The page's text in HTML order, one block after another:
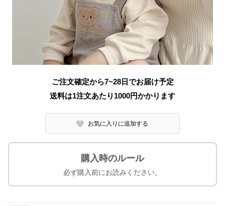
ご注文確定から7~28日でお届け予定
送料は1注文あたり 1000円かかります
お気に入りに追加する
購入時のルール
必ず購入前にお読みください。